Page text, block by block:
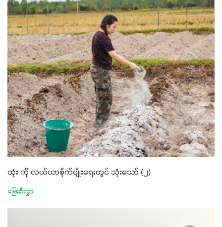
ထုံး ကို လယ်ယာစိုက်ပျိုးရေးတွင် သုံးသော် (၂)
မြေဆီလွှာ